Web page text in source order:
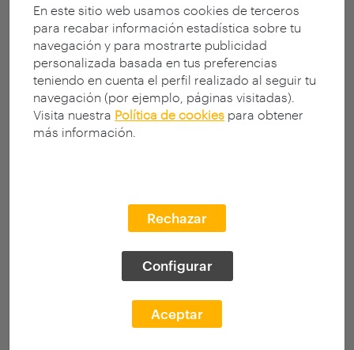
En este sitio web usamos cookies de terceros
para recabar información estadística sobre tu
navegación y para mostrarte publicidad
personalizada basada en tus preferencias
teniendo en cuenta el perfil realizado al seguir tu
navegación (por ejemplo, páginas visitadas).
Visita nuestra Política de cookies para obtener
más información.
Rechazar
Configurar
Aceptar